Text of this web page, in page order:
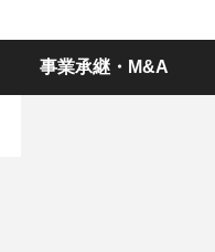
事業承継・M&A